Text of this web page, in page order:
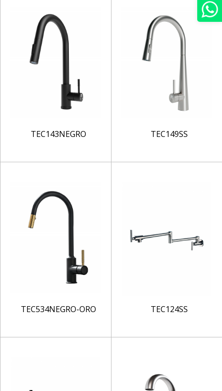
TEC143NEGRO TEC149SS
TEC534NEGRO-ORO TEC124SS